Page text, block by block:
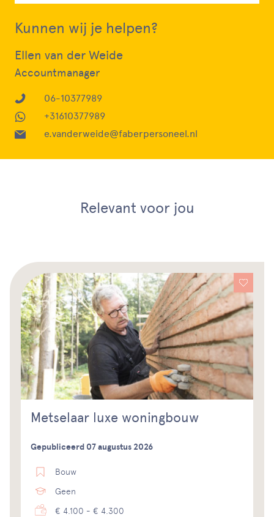
Kunnen wij je helpen?
Ellen van der Weide
Accountmanager
06-10377989
+31610377989
e.vanderweide@faberpersoneel.nl
Relevant voor jou
Metselaar luxe woningbouw
Gepubliceerd 07 augustus 2026
Bouw
Geen
€ 4.100 - € 4.300